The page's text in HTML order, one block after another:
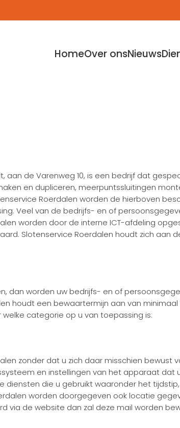
HomeOver onsNieuws
de Varenweg 10, is een bedrijf dat
en dupliceren, meerpuntssluitingen
Roerdalen worden de hierboven
Veel van de bedrijfs- en of
worden door de interne ICT-afdeling
Slotenservice Roerdalen houdt zich aan
dan worden uw bedrijfs- en of
houdt een bewaartermijn aan van
welke categorie op u van toepassing is:
zonder dat u zich daar misschien bewust
en instellingen van het apparaat dat
die u gebruikt waaronder het
worden doorgegeven ook locatie
via de website dan zal deze mail worden